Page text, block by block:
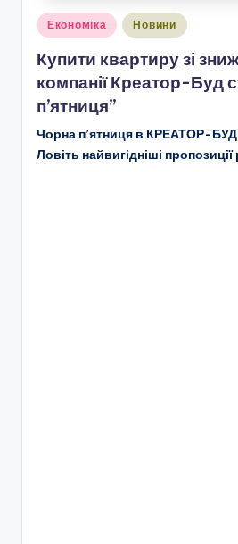
Опубліковано
Економіка Новини
Купити квартиру зі
компанії Креатор-Буд
п’ятниця”
Чорна п’ятниця в КРЕАТОР-БУД
Ловіть найвигідніші пропозиції